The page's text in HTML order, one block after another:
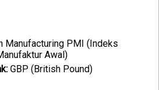
Manufacturing PMI (Indeks
Awal)
GBP (British Pound)